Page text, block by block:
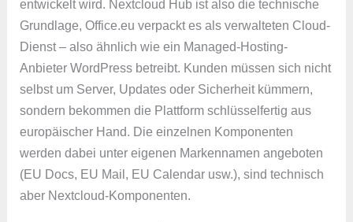
entwickelt wird. Nextcloud Hub ist also die technische
Grundlage, Office.eu verpackt es als verwalteten Cloud-
Dienst – also ähnlich wie ein Managed-Hosting-
Anbieter WordPress betreibt. Kunden müssen sich nicht
selbst um Server, Updates oder Sicherheit kümmern,
sondern bekommen die Plattform schlüsselfertig aus
europäischer Hand. Die einzelnen Komponenten
werden dabei unter eigenen Markennamen angeboten
(EU Docs, EU Mail, EU Calendar usw.), sind technisch
aber Nextcloud-Komponenten.